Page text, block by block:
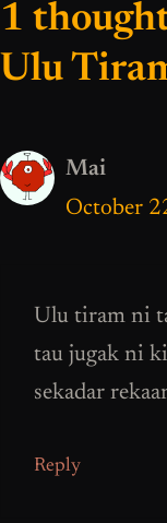
1
Ulu
Mai
October
Ulu tiram ni
tau jugak ni
sekadar
Reply